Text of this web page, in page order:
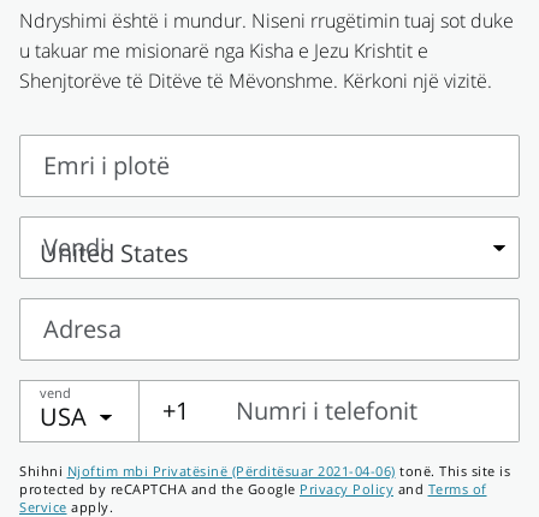
Ndryshimi është i mundur. Niseni rrugëtimin tuaj sot duke
u takuar me misionarë nga Kisha e Jezu Krishtit e
Shenjtorëve të Ditëve të Mëvonshme. Kërkoni një vizitë.
Emri i plotë
Emri
plotë
Vendi
Vendi
Adresa
Adresa
vend
USA +1
Numri i telefonit
Numri
i
Shihni Njoftim mbi Privatësinë (Përditësuar 2021-04-06) tonë. This site is
protected by reCAPTCHA and the Google Privacy Policy and Terms of
Service apply.